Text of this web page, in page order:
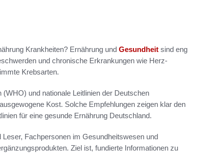
Krankheiten? Ernährung und Gesundheit sind eng
und chronische Erkrankungen wie Herz-
Krebsarten.
und nationale Leitlinien der Deutschen
Kost. Solche Empfehlungen zeigen klar den
für eine gesunde Ernährung Deutschland.
Fachpersonen im Gesundheitswesen und
Ziel ist, fundierte Informationen zu